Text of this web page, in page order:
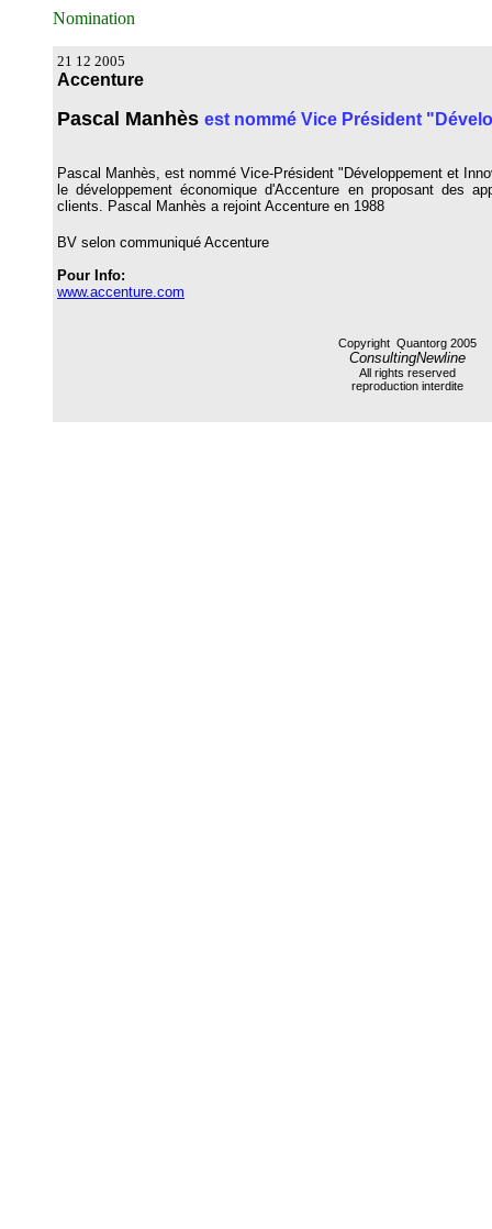
Nomination
21 12 2005
Accenture
Pascal Manhès est nommé Vice Président
Pascal Manhès, est nommé Vice-Président "Développement et
le développement économique d'Accenture en proposant des
clients. Pascal Manhès a rejoint Accenture en 1988
BV selon communiqué Accenture
Pour Info:
www.accenture.com
Copyright Quantorg 2005
ConsultingNewline
All rights reserved
reproduction interdite